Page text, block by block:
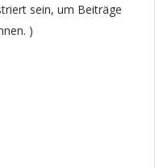
sein, um Beiträge
)